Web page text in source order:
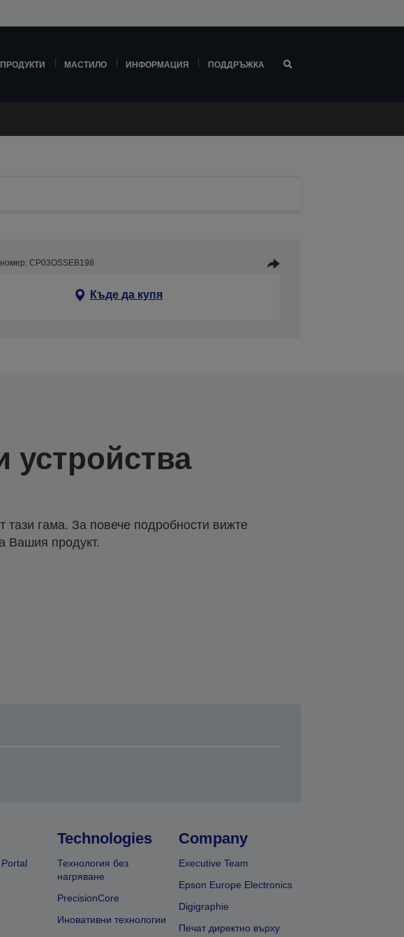
ПРОДУКТИ МАСТИЛО ИНФОРМАЦИЯ ПОДДРЪЖКА
CP03OSSEB198
Къде да купя
гама. За повече подробности вижте
Вашия продукт.
Technologies
Технология без
нагряване
PrecisionCore
Иновативни технологии
Company
Executive Team
Epson Europe Electronics
Digigraphie
Печат директно върху